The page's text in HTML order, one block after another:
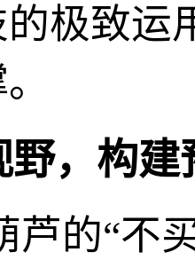
极致运
野，构
芦的“不